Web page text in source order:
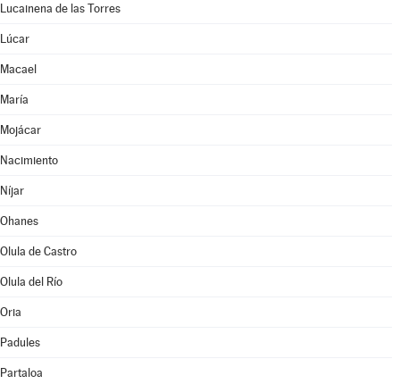
Lucainena de las Torres
Lúcar
Macael
María
Mojácar
Nacimiento
Níjar
Ohanes
Olula de Castro
Olula del Río
Oria
Padules
Partaloa